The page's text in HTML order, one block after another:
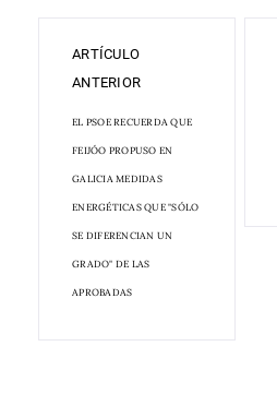
ARTÍCULO
ANTERIOR
EL PSOE RECUERDA QUE
FEIJÓO PROPUSO EN
GALICIA MEDIDAS
ENERGÉTICAS QUE "SÓLO
SE DIFERENCIAN UN
GRADO" DE LAS
APROBADAS